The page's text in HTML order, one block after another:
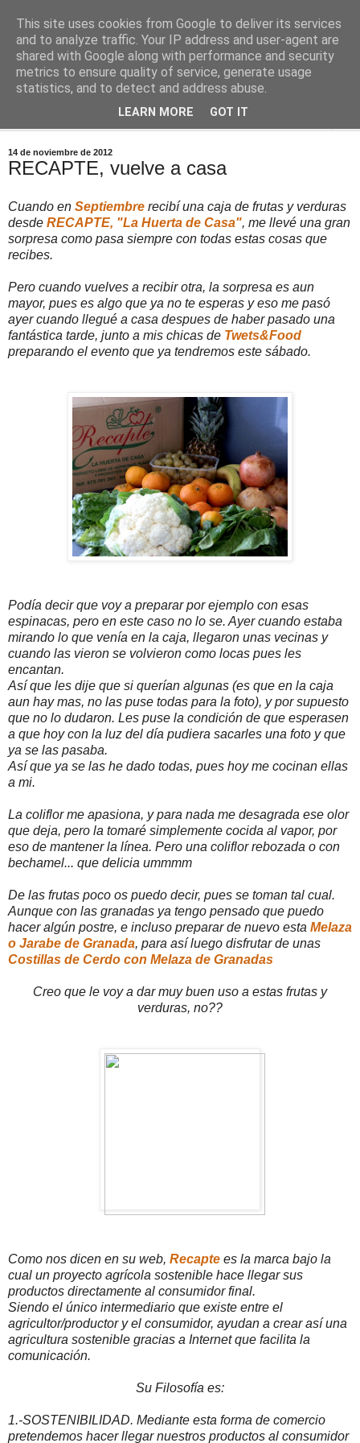
Comoju
La Cocina del Día a Día y el día a día de la Gastronomía
14 de noviembre de 2012
RECAPTE, vuelve a casa
Cuando en Septiembre recibí una caja de frutas y verduras
desde RECAPTE, "La Huerta de Casa", me llevé una gran
sorpresa como pasa siempre con todas estas cosas que
recibes.
Pero cuando vuelves a recibir otra, la sorpresa es aun
mayor, pues es algo que ya no te esperas y eso me pasó
ayer cuando llegué a casa despues de haber pasado una
fantástica tarde, junto a mis chicas de Twets&Food
preparando el evento que ya tendremos este sábado.
Podía decir que voy a preparar por ejemplo con esas
espinacas, pero en este caso no lo se. Ayer cuando estaba
mirando lo que venía en la caja, llegaron unas vecinas y
cuando las vieron se volvieron como locas pues les
encantan.
Así que les dije que si querían algunas (es que en la caja
aun hay mas, no las puse todas para la foto), y por supuesto
que no lo dudaron. Les puse la condición de que esperasen
a que hoy con la luz del día pudiera sacarles una foto y que
ya se las pasaba.
Así que ya se las he dado todas, pues hoy me cocinan ellas
a mi.
La coliflor me apasiona, y para nada me desagrada ese olor
que deja, pero la tomaré simplemente cocida al vapor, por
eso de mantener la línea. Pero una coliflor rebozada o con
bechamel... que delicia ummmm
De las frutas poco os puedo decir, pues se toman tal cual.
Aunque con las granadas ya tengo pensado que puedo
hacer algún postre, e incluso preparar de nuevo esta Melaza
o Jarabe de Granada, para así luego disfrutar de unas
Costillas de Cerdo con Melaza de Granadas
Creo que le voy a dar muy buen uso a estas frutas y
verduras, no??
Como nos dicen en su web, Recapte es la marca bajo la
cual un proyecto agrícola sostenible hace llegar sus
productos directamente al consumidor final.
Siendo el único intermediario que existe entre el
agricultor/productor y el consumidor, ayudan a crear así una
agricultura sostenible gracias a Internet que facilita la
comunicación.
Su Filosofía es:
1.-SOSTENIBILIDAD. Mediante esta forma de comercio
pretendemos hacer llegar nuestros productos al consumidor
This site uses cookies from Google to deliver its services
and to analyze traffic. Your IP address and user-agent are
shared with Google along with performance and security
metrics to ensure quality of service, generate usage
statistics, and to detect and address abuse.
LEARN MORE GOT IT